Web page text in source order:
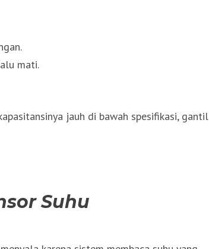
mati.
jauh di bawah spesifikasi,
Suhu